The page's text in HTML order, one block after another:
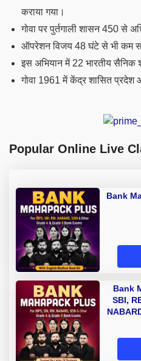
कराया गया।
गोवा पर पुर्तगाली शासन 450 से
ऑपरेशन विजय 48 घंटे से भी कम
इस अभियान में 22 भारतीय सैनिक
गोवा 1961 में केंद्र शासित प्रदेश
Popular Online Live
Bank
Bank
SBI,
A